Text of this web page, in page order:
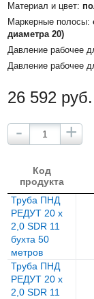
Материал и цвет:
Маркерные полосы:
диаметра 20)
Давление рабочее
Давление рабочее
26 592 руб.
- +
Код
продукта
Труба ПНД
РЕДУТ 20 х
2,0 SDR 11
бухта 50
метров
Труба ПНД
РЕДУТ 20 х
2,0 SDR 11